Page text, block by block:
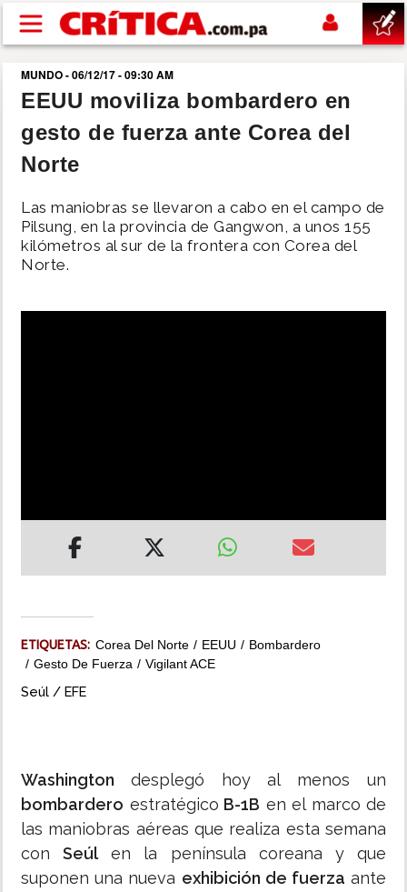
Pasar al contenido principal
buscar
SUCESOS
POLÍTICA
IMPRESO
MUNDO - 06/12/17 - 09:30 AM
EEUU moviliza bombardero en
gesto de fuerza ante Corea del
Norte
Las maniobras se llevaron a cabo en el campo de
Pilsung, en la provincia de Gangwon, a unos 155
kilómetros al sur de la frontera con Corea del
Norte.
ETIQUETAS: Corea Del Norte EEUU
Bombardero
Gesto De Fuerza
Vigilant ACE
Seúl / EFE
Washington desplegó hoy al menos un
bombardero estratégico B-1B en el marco de
las maniobras aéreas que realiza esta semana
conSeúlen la península coreana y que
suponen una nueva exhibición de fuerza ante